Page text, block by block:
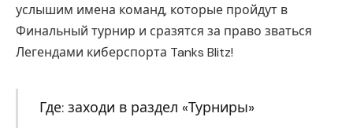
услышим имена команд, которые пройдут в
Финальный турнир и сразятся за право зваться
Легендами киберспорта Tanks Blitz!
Где: заходи в раздел «Турниры»